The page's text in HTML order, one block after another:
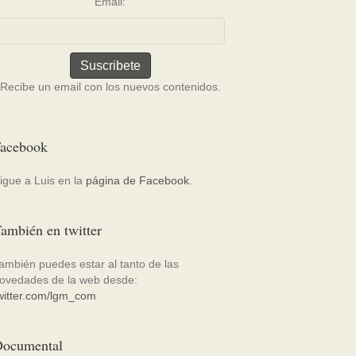
Recibe un email con los nuevos contenidos.
a Luis en la página de Facebook
en twitter
puedes estar al tanto de las
de la web desde:
lgm_com